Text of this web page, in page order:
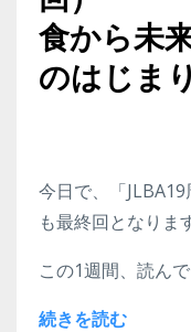
食から未
のはじまり
今日で、「
も最終回となりま
この1週間、読ん
続きを読む